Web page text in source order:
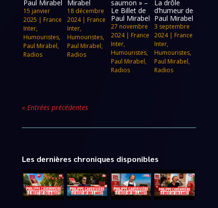
Paul Mirabel
15 janvier
2025 | France
Inter,
Humouristes,
Paul Mirabel,
Radios
Mirabel
18 décembre
2024| France
Inter,
Humouristes,
Paul Mirabel,
Radios
saumon » –
Le Billet de
Paul Mirabel
27 novembre
2024| France
Inter,
Humouristes,
Paul Mirabel,
Radios
La drôle
d’humeur de
Paul Mirabel
3 septembre
2024| France
Inter,
Humouristes,
Paul Mirabel,
Radios
« Entrées précédentes
Les dernières chroniques disponibles